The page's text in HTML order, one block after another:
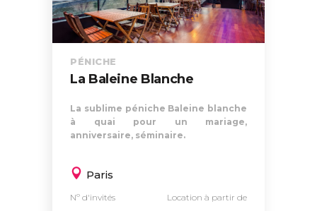
PÉNICHE
La Baleine Blanche
La sublime péniche Baleine blanche
à quai pour un mariage,
anniversaire, séminaire.
Paris
Nº d'invités Location à partir de